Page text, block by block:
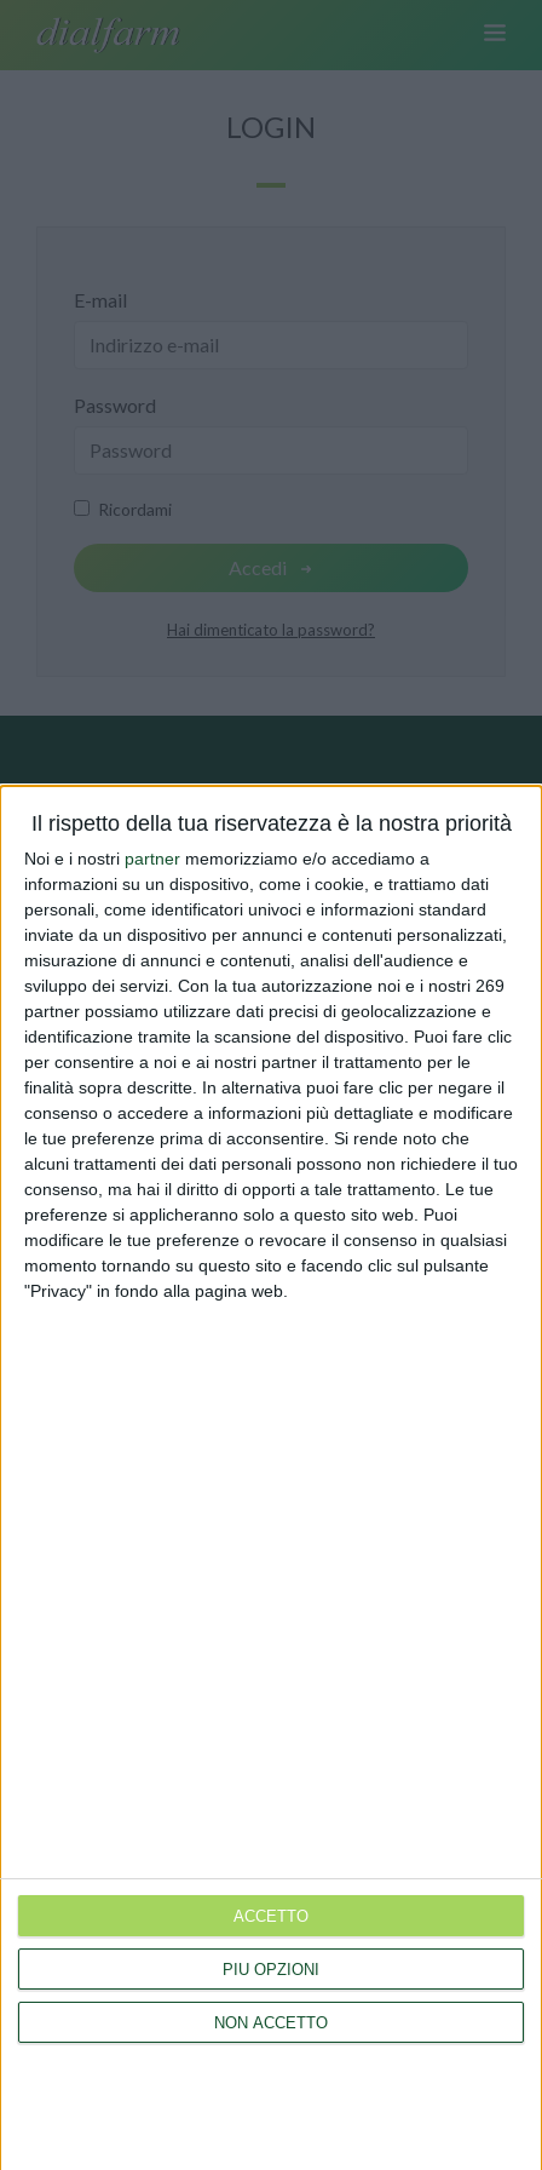
Il rispetto della tua riservatezza è la nostra priorità
Noi e i nostri partner memorizziamo e/o accediamo a
informazioni su un dispositivo, come i cookie, e trattiamo dati
personali, come identificatori univoci e informazioni standard
inviate da un dispositivo per annunci e contenuti personalizzati,
misurazione di annunci e contenuti, analisi dell'audience e
sviluppo dei servizi. Con la tua autorizzazione noi e i nostri 269
partner possiamo utilizzare dati precisi di geolocalizzazione e
identificazione tramite la scansione del dispositivo. Puoi fare clic
per consentire a noi e ai nostri partner il trattamento per le
finalità sopra descritte. In alternativa puoi fare clic per negare il
consenso o accedere a informazioni più dettagliate e modificare
le tue preferenze prima di acconsentire. Si rende noto che
alcuni trattamenti dei dati personali possono non richiedere il tuo
consenso, ma hai il diritto di opporti a tale trattamento. Le tue
preferenze si applicheranno solo a questo sito web. Puoi
modificare le tue preferenze o revocare il consenso in qualsiasi
momento tornando su questo sito e facendo clic sul pulsante
"Privacy" in fondo alla pagina web.
PIÙ OPZIONI
NON ACCETTO
ACCETTO
LOGIN
E-mail
Password
Ricordami
Accedi
Hai dimenticato la password?
DIALFARM
DialfarmSrl, fondata dal Dott. Renato Minasi, da oltre 25 anni
offre servizi di consulenza completi nell’ambito dell’assistenza
regolatoria per prodotti dietetici, integratori alimentari, prodotti
cosmetici e dispositivi medici.
CONTATTI
via Goito 20, Aprilia (LT)
+(39) 06 92012078
+(39)06 92012006